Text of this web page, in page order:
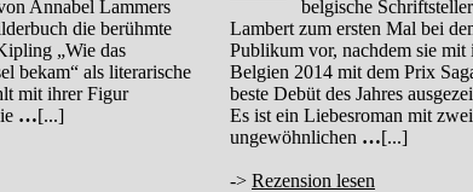
Annabel Lammers
die berühmte
„Wie das
bekam“ als literarische
mit ihrer Figur
…[...]
belgische
Lambert zum ersten Mal bei
Publikum vor, nachdem sie mit
Belgien 2014 mit dem Prix
beste Debüt des Jahres
Es ist ein Liebesroman mit
ungewöhnlichen …[...]
-> Rezension lesen